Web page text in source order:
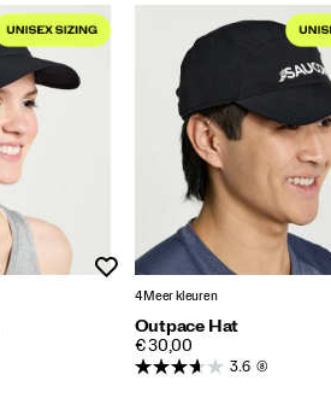
Wenslijst
4 Meer kleuren
Outpace Hat
PRICE
€ 30,00
3.6 (8)